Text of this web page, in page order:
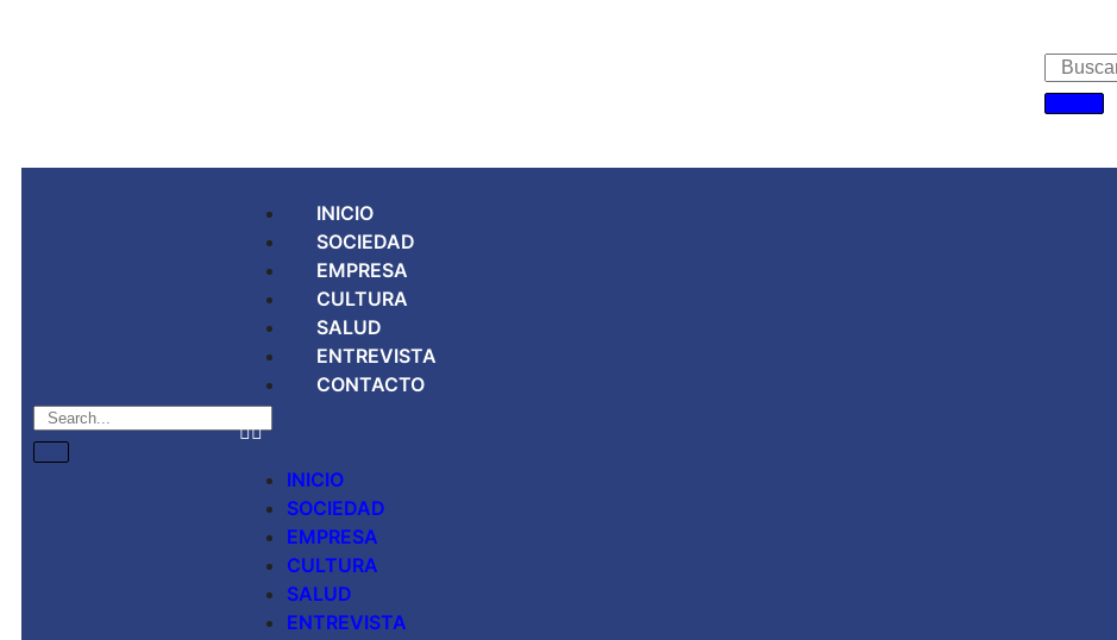
INICIO
SOCIEDAD
EMPRESA
CULTURA
SALUD
ENTREVISTA
CONTACTO
INICIO
SOCIEDAD
EMPRESA
CULTURA
SALUD
ENTREVISTA